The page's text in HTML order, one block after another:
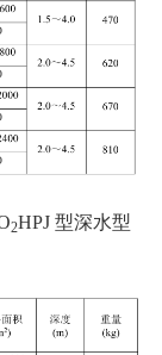
2HPJ 型深水型